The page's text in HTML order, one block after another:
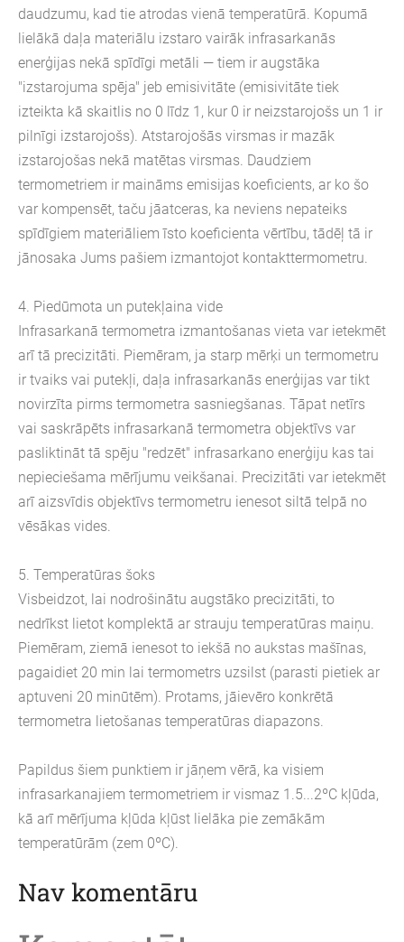
daudzumu, kad tie atrodas vienā temperatūrā. Kopumā
lielākā daļa materiālu izstaro vairāk infrasarkanās
enerģijas nekā spīdīgi metāli — tiem ir augstāka
"izstarojuma spēja" jeb emisivitāte (emisivitāte tiek
izteikta kā skaitlis no 0 līdz 1, kur 0 ir neizstarojošs un 1 ir
pilnīgi izstarojošs). Atstarojošās virsmas ir mazāk
izstarojošas nekā matētas virsmas. Daudziem
termometriem ir maināms emisijas koeficients, ar ko šo
var kompensēt, taču jāatceras, ka neviens nepateiks
spīdīgiem materiāliem īsto koeficienta vērtību, tādēļ tā ir
jānosaka Jums pašiem izmantojot kontakttermometru.
4. Piedūmota un putekļaina vide
Infrasarkanā termometra izmantošanas vieta var ietekmēt
arī tā precizitāti. Piemēram, ja starp mērķi un termometru
ir tvaiks vai putekļi, daļa infrasarkanās enerģijas var tikt
novirzīta pirms termometra sasniegšanas. Tāpat netīrs
vai saskrāpēts infrasarkanā termometra objektīvs var
pasliktināt tā spēju "redzēt" infrasarkano enerģiju kas tai
nepieciešama mērījumu veikšanai. Precizitāti var ietekmēt
arī aizsvīdis objektīvs termometru ienesot siltā telpā no
vēsākas vides.
5. Temperatūras šoks
Visbeidzot, lai nodrošinātu augstāko precizitāti, to
nedrīkst lietot komplektā ar strauju temperatūras maiņu.
Piemēram, ziemā ienesot to iekšā no aukstas mašīnas,
pagaidiet 20 min lai termometrs uzsilst (parasti pietiek ar
aptuveni 20 minūtēm). Protams, jāievēro konkrētā
termometra lietošanas temperatūras diapazons.
Papildus šiem punktiem ir jāņem vērā, ka visiem
infrasarkanajiem termometriem ir vismaz 1.5...2ºC kļūda,
kā arī mērījuma kļūda kļūst lielāka pie zemākām
temperatūrām (zem 0ºC).
Nav komentāru